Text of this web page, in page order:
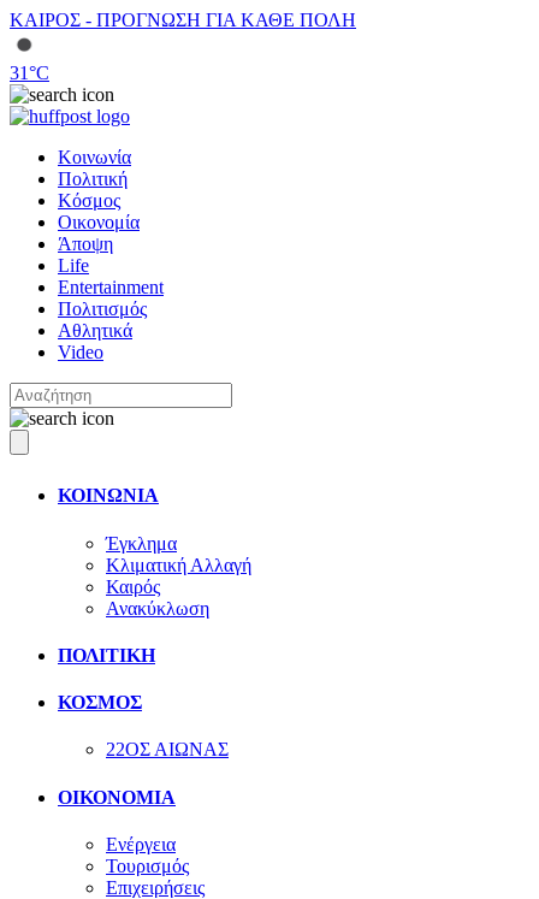
ΚΑΙΡΟΣ - ΠΡΟΓΝΩΣΗ ΓΙΑ ΚΑΘΕ ΠΟΛΗ
31°C
Κοινωνία
Πολιτική
Κόσμος
Οικονομία
Άποψη
Life
Entertainment
Πολιτισμός
Αθλητικά
Video
ΚΟΙΝΩΝΙΑ
Έγκλημα
Κλιματική Αλλαγή
Καιρός
Ανακύκλωση
ΠΟΛΙΤΙΚΗ
ΚΟΣΜΟΣ
22ΟΣ ΑΙΩΝΑΣ
ΟΙΚΟΝΟΜΙΑ
Ενέργεια
Τουρισμός
Επιχειρήσεις